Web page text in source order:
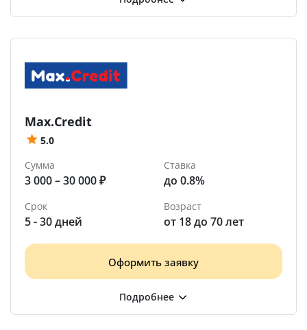
Max.Credit
5.0
Сумма
3 000 – 30 000 ₽
Ставка
до 0.8%
Срок
5 - 30 дней
Возраст
от 18 до 70 лет
Оформить заявку